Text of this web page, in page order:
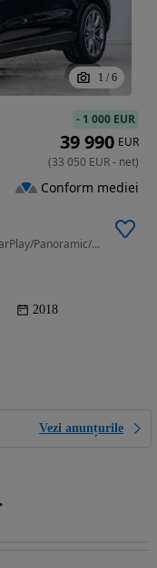
1 / 6
2995 cm3 • 340 CP • Led/Bose/Chrono/Acc/CarPlay/Panoramic/Navi/TVA/Leasing-Rate FARA AVANS
2018
Vezi anunțurile
- 1 000 EUR
39 990 EUR
(33 050 EUR- net)
Conform mediei